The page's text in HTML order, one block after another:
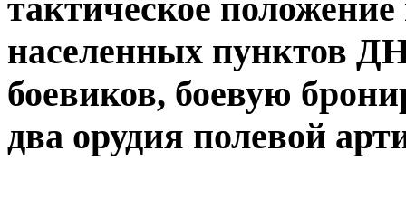
тактическое
населенных пунктов
боевиков, боевую
два орудия полевой